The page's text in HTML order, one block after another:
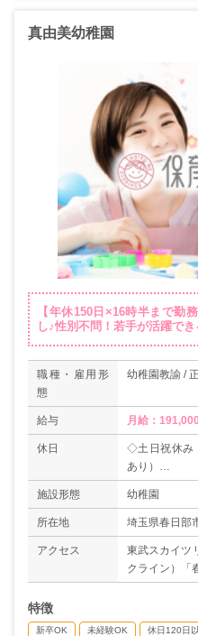
真由美幼稚園
【年休150日×16時半まで勤
し♪性別不問！若手が活躍でき
職種・雇用形
態
幼稚園教諭 /
給与 月給：
休日
◇土日祝休み
あり）
◇有給休暇
◇春休み（3月
◇夏休み（7
◇冬休み（12
◇各長期休み
性あり（1日3
施設形態 幼稚園
所在地 埼玉県春日部
アクセス
東武スカイツ
クライン）「
特徴
新卒OK 未経験OK 休日120日